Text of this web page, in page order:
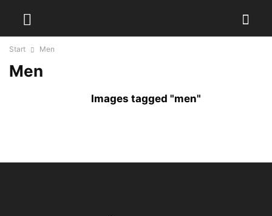
Start Men
Men
Images tagged "men"